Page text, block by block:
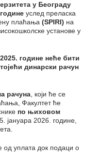
у Београду
услед преласка
плаћања (SPIRI) на
установе у
године неће бити
динарски рачун
рачуна , који ће се
Факултет ће
по њиховом
јануара 2026. године,
од уплата док подаци о